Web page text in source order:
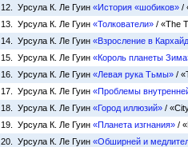
12. Урсула К. Ле Гуин «История «шобиков» /
13. Урсула К. Ле Гуин «Толкователи» / «The
14. Урсула К. Ле Гуин «Взросление в
15. Урсула К. Ле Гуин «Король планеты
16. Урсула К. Ле Гуин «Левая рука Тьмы» /
17. Урсула К. Ле Гуин «Проблемы
18. Урсула К. Ле Гуин «Город иллюзий» /
19. Урсула К. Ле Гуин «Планета изгнания» /
20. Урсула К. Ле Гуин «Обширней и